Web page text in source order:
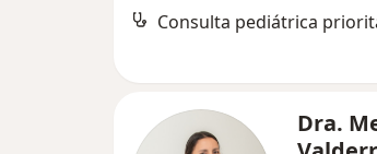
Consulta pediátrica
Dra.